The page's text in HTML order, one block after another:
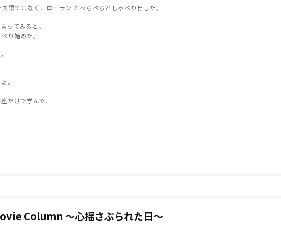
語ではなく、ローラン とぺらぺらとしゃべり出した。
ってみると、
り始めた。
。
だけで学んで、
Column 〜心揺さぶられた日〜